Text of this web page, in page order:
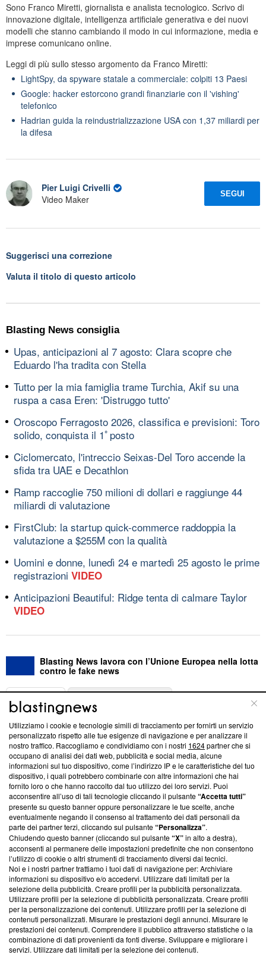
Sono Franco Miretti, giornalista e analista tecnologico. Scrivo di
innovazione digitale, intelligenza artificiale generativa e dei nuovi
modelli che stanno cambiando il modo in cui informazione, media e
imprese comunicano online.
Leggi di più sullo stesso argomento da Franco Miretti:
LightSpy, da spyware statale a commerciale: colpiti 13 Paesi
Google: hacker estorcono grandi finanziarie con il 'vishing'
telefonico
Hadrian guida la reindustrializzazione USA con 1,37 miliardi per
la difesa
Pier Luigi Crivelli
Video Maker
SEGUI
Suggerisci una correzione
Valuta il titolo di questo articolo
Blasting News consiglia
Upas, anticipazioni al 7 agosto: Clara scopre che
Eduardo l'ha tradita con Stella
Tutto per la mia famiglia trame Turchia, Akif su una
ruspa a casa Eren: 'Distruggo tutto'
Oroscopo Ferragosto 2026, classifica e previsioni: Toro
solido, conquista il 1ﾟposto
Ciclomercato, l'intreccio Seixas-Del Toro accende la
sfida tra UAE e Decathlon
Ramp raccoglie 750 milioni di dollari e raggiunge 44
miliardi di valutazione
FirstClub: la startup quick-commerce raddoppia la
valutazione a $255M con la qualità
Uomini e donne, lunedì 24 e martedì 25 agosto le prime
registrazioni VIDEO
Anticipazioni Beautiful: Ridge tenta di calmare Taylor
VIDEO
Blasting News lavora con l’Unione Europea nella lotta
contro le fake news
ABOUT
Questa sezione offre informazioni trasparenti su Blasting
News, sui nostri processi editoriali e su come ci impegniamo a
creare news di qualità. Inoltre, afferma la nostra aderenza a
‘Trust Project - News with Integrity’Blasting News non è
ancora membro del programma, ma ha richiesto di farne
parte; Trust Project non ha ancora effettuato una verifica di
conformità agli standard.
Su di noi
Team editoriale
Corporate
Redazione
Informativa Privacy
Cookie Policy
Utilizziamo i cookie e tecnologie simili di tracciamento per fornirti un servizio
personalizzato rispetto alle tue esigenze di navigazione e per analizzare il
nostro traffico. Raccogliamo e condividiamo con i nostri 1624partner che si
occupano di analisi dei dati web, pubblicità e social media, alcune
informazioni sul tuo dispositivo, come l’indirizzo IP e le caratteristiche del tuo
dispositivo, i quali potrebbero combinarle con altre informazioni che hai
fornito loro o che hanno raccolto dal tuo utilizzo dei loro servizi. Puoi
acconsentire all’uso di tali tecnologie cliccando il pulsante“Accetta tutti”
presente su questo banner oppure personalizzare le tue scelte, anche
eventualmente negando il consenso al trattamento dei dati personali da
parte dei partner terzi, cliccando sul pulsante“Personalizza”.
Chiudendo questo banner (cliccando sul pulsante“X”in alto a destra),
acconsenti al permanere delle impostazioni predefinite che non consentono
l’utilizzo di cookie o altri strumenti di tracciamento diversi dai tecnici.
Noi e i nostri partner trattiamo i tuoi dati di navigazione per: Archiviare
informazioni su dispositivo e/o accedervi. Utilizzare dati limitati per la
selezione della pubblicità. Creare profili per la pubblicità personalizzata.
Utilizzare profili per la selezione di pubblicità personalizzata. Creare profili
per la personalizzazione dei contenuti. Utilizzare profili per la selezione di
contenuti personalizzati. Misurare le prestazioni degli annunci. Misurare le
prestazioni dei contenuti. Comprendere il pubblico attraverso statistiche o la
combinazione di dati provenienti da fonti diverse. Sviluppare e migliorare i
servizi. Utilizzare dati limitati per la selezione dei contenuti.